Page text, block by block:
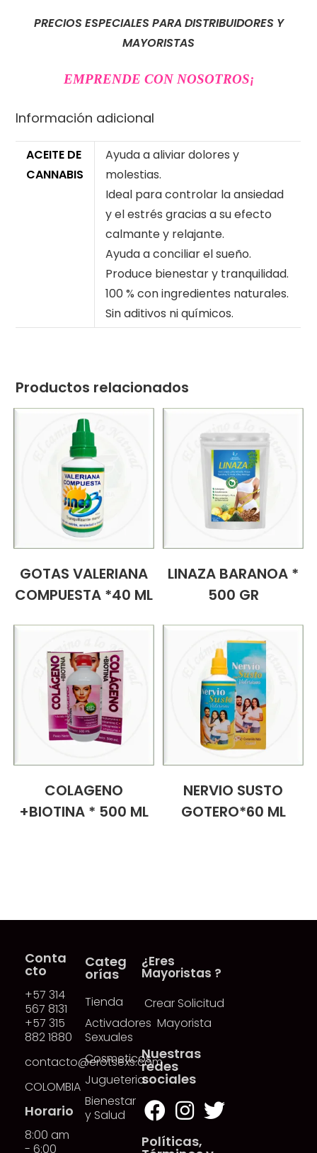
PRECIOS ESPECIALES PARA DISTRIBUIDORES Y
MAYORISTAS
EMPRENDE CON NOSOTROS¡
Información adicional
ACEITE DE
CANNABIS
Ayuda a aliviar dolores y
molestias.
Ideal para controlar la ansiedad
y el estrés gracias a su efecto
calmante y relajante.
Ayuda a conciliar el sueño.
Produce bienestar y tranquilidad.
100 % con ingredientes naturales.
Sin aditivos ni químicos.
Productos relacionados
GOTAS VALERIANA
COMPUESTA *40 ML
LINAZA BARANOA *
500 GR
COLAGENO
+BIOTINA * 500 ML
NERVIO SUSTO
GOTERO*60 ML
Conta
cto
+57 314
567 8131
+57 315
882 1880
contacto@erotsexs.com
COLOMBIA
Horario
8:00 am
- 6:00
Categ
orías
Tienda
Activadores
Sexuales
Cosmeticos
Jugueteria
Bienestar
y Salud
¿Eres
Mayoristas ?
Crear Solicitud
Mayorista
Nuestras
redes
sociales
Políticas,